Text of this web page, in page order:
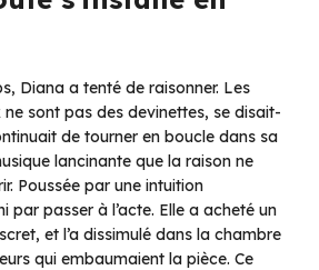
Diana a tenté de raisonner. Les
sont pas des devinettes, se disait-
de tourner en boucle dans sa
lancinante que la raison ne
Poussée par une intuition
par passer à l’acte. Elle a acheté un
et l’a dissimulé dans la chambre
qui embaumaient la pièce. Ce